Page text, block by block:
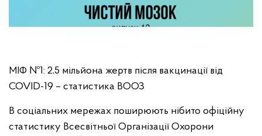
МІФ №1: 2,5 мільйона жертв після вакцинації від
COVID-19 – статистика ВООЗ
В соціальних мережах поширюють нібито офіційну
статистику Всесвітньої Організації Охорони